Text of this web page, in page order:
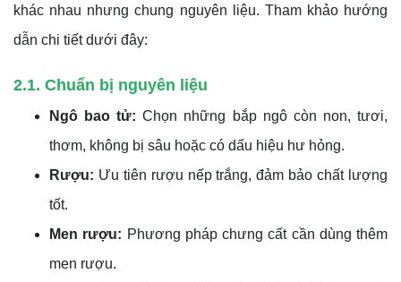
khác nhau nhưng chung nguyên liệu. Tham khảo hướng
dẫn chi tiết dưới đây:
2.1. Chuẩn bị nguyên liệu
Ngô bao tử:Chọn những bắp ngô còn non, tươi,
thơm, không bị sâu hoặc có dấu hiệu hư hỏng.
Rượu: Ưu tiên rượu nếp trắng, đảm bảo chất lượng
tốt.
Men rượu: Phương pháp chưng cất cần dùng thêm
men rượu.